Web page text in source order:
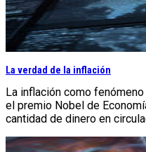
La verdad de la inflación
La inflación como
el premio Nobel de
cantidad de dinero en